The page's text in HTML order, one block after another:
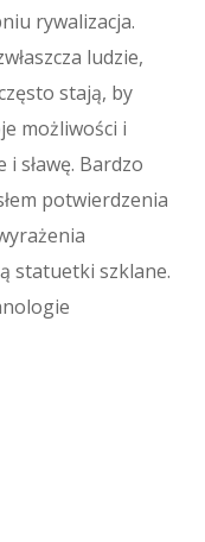
rywalizacja.
ludzie,
stają, by
możliwości i
i sławę. Bardzo
potwierdzenia
statuetki szklane.